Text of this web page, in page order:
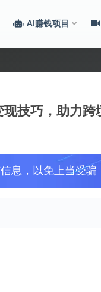
AI赚钱项目
技巧，助力跨
息，以免上当受骗